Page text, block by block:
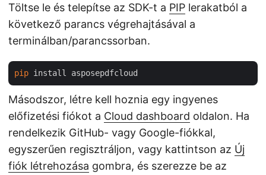
Töltse le és telepítse az SDK-t a PIP lerakatból a
következő parancs végrehajtásával a
terminálban/parancssorban.
pip
Másodszor, létre kell hoznia egy ingyenes
előfizetési fiókot a Cloud dashboard oldalon. Ha
rendelkezik GitHub- vagy Google-fiókkal,
egyszerűen regisztráljon, vagy kattintson az Új
fiók létrehozása gombra, és szerezze be az